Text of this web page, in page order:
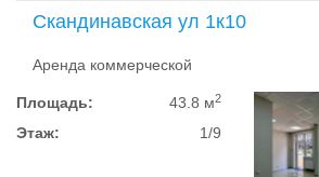
Скандинавская ул 1к10
Аренда коммерческой
Площадь: 43.8 м2
Этаж: 1/9